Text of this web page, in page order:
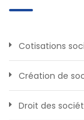
Cotisations
Création de
Droit des